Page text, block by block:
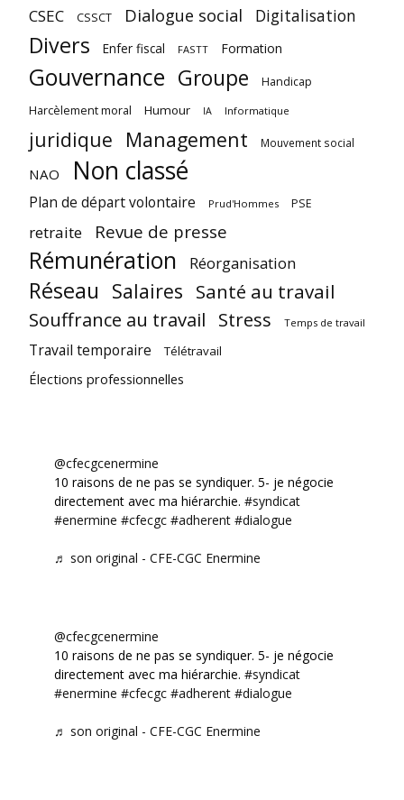
CSEC CSSCT Dialogue social Digitalisation
Divers Enfer fiscal FASTT Formation
Gouvernance Groupe Handicap
Harcèlement moral Humour IA Informatique
juridique Management Mouvement social
NAO Non classé
Plan de départ volontaire Prud'Hommes PSE
retraite Revue de presse
Rémunération Réorganisation
Réseau Salaires Santé au travail
Souffrance au travail Stress Temps de travail
Travail temporaire Télétravail
Élections professionnelles
@cfecgcenermine
10 raisons de ne pas se syndiquer. 5- je négocie
directement avec ma hiérarchie. #syndicat
#enermine #cfecgc #adherent #dialogue
♬ son original - CFE-CGC Enermine
@cfecgcenermine
10 raisons de ne pas se syndiquer. 5- je négocie
directement avec ma hiérarchie. #syndicat
#enermine #cfecgc #adherent #dialogue
♬ son original - CFE-CGC Enermine